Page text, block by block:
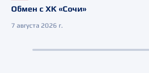
Обмен с ХК «Сочи»
7 августа 2026 г.